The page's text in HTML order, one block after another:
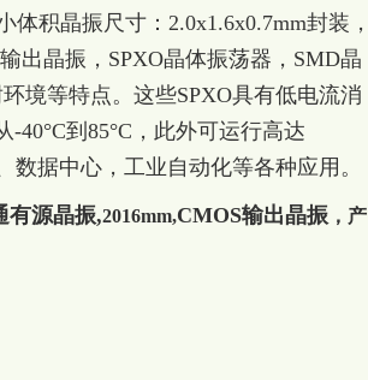
积晶振尺寸：2.0x1.6x0.7mm封装，
出晶振，SPXO晶体振荡器，SMD晶
境等特点。这些SPXO具有低电流消
40°C到85°C，此外可运行高达
数据中心，工业自动化等各种应用。
有源晶振,2016mm,CMOS输出晶振 ，产